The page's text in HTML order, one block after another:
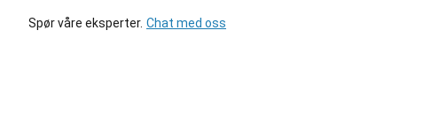
Spør våre eksperter. Chat med oss